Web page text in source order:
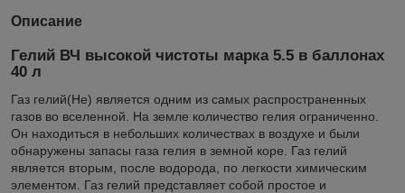
Описание
Гелий ВЧ высокой чистоты марка 5.5 в баллонах
40 л
Газ гелий(He) является одним из самых распространенных
газов во вселенной. На земле количество гелия ограниченно.
Он находиться в небольших количествах в воздухе и были
обнаружены запасы газа гелия в земной коре. Газ гелий
является вторым, после водорода, по легкости химическим
элементом. Газ гелий представляет собой простое и